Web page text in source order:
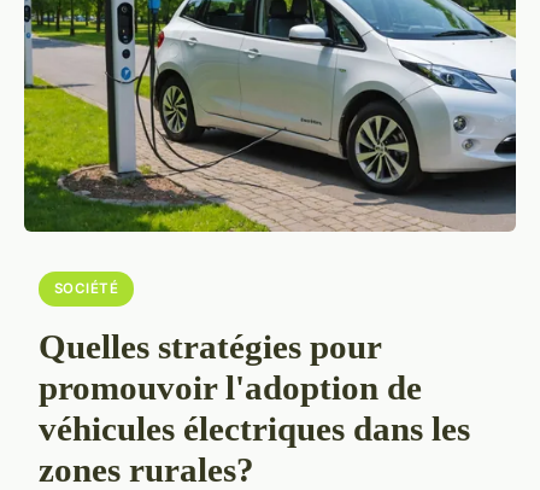
SOCIÉTÉ
Quelles stratégies pour
promouvoir l'adoption de
véhicules électriques dans les
zones rurales?